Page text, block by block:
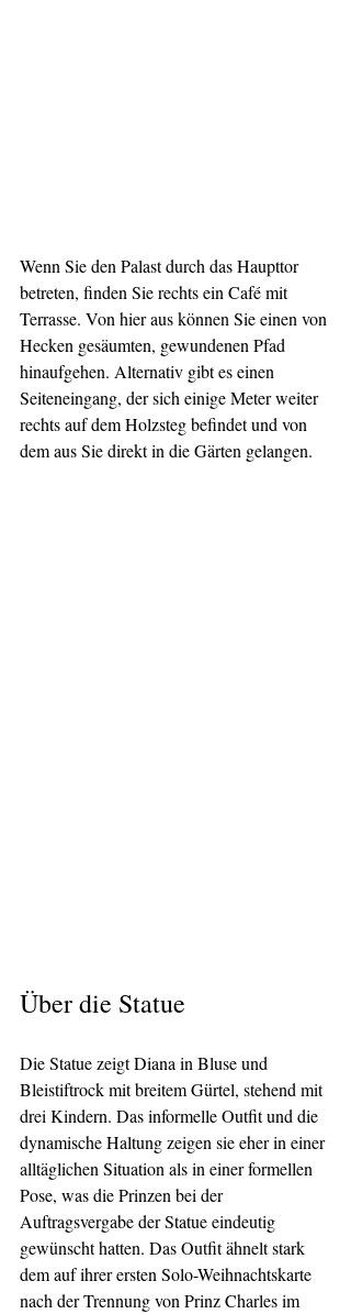
Wenn Sie den Palast durch das Haupttor
betreten, finden Sie rechts ein Café mit
Terrasse. Von hier aus können Sie einen von
Hecken gesäumten, gewundenen Pfad
hinaufgehen. Alternativ gibt es einen
Seiteneingang, der sich einige Meter weiter
rechts auf dem Holzsteg befindet und von
dem aus Sie direkt in die Gärten gelangen.
Über die Statue
Die Statue zeigt Diana in Bluse und
Bleistiftrock mit breitem Gürtel, stehend mit
drei Kindern. Das informelle Outfit und die
dynamische Haltung zeigen sie eher in einer
alltäglichen Situation als in einer formellen
Pose, was die Prinzen bei der
Auftragsvergabe der Statue eindeutig
gewünscht hatten. Das Outfit ähnelt stark
dem auf ihrer ersten Solo-Weihnachtskarte
nach der Trennung von Prinz Charles im